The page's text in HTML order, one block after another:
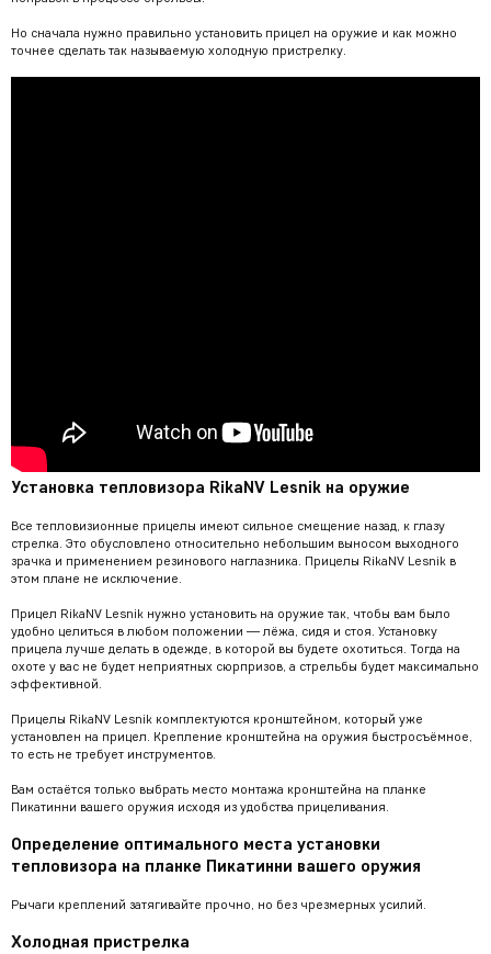
Но сначала нужно правильно установить прицел на оружие и как можно
точнее сделать так называемую холодную пристрелку.
Установка тепловизора RikaNV Lesnik на оружие
Все тепловизионные прицелы имеют сильное смещение назад, к глазу
стрелка. Это обусловлено относительно небольшим выносом выходного
зрачка и применением резинового наглазника. Прицелы RikaNV Lesnik в
этом плане не исключение.
Прицел RikaNV Lesnik нужно установить на оружие так, чтобы вам было
удобно целиться в любом положении — лёжа, сидя и стоя. Установку
прицела лучше делать в одежде, в которой вы будете охотиться. Тогда на
охоте у вас не будет неприятных сюрпризов, а стрельбы будет максимально
эффективной.
Прицелы RikaNV Lesnik комплектуются кронштейном, который уже
установлен на прицел. Крепление кронштейна на оружия быстросъёмное,
то есть не требует инструментов.
Вам остаётся только выбрать место монтажа кронштейна на планке
Пикатинни вашего оружия исходя из удобства прицеливания.
Определение оптимального места установки
тепловизора на планке Пикатинни вашего оружия
Рычаги креплений затягивайте прочно, но без чрезмерных усилий.
Холодная пристрелка